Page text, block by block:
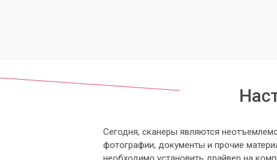
Сегодня, сканеры являются
фотографии, документы и прочие